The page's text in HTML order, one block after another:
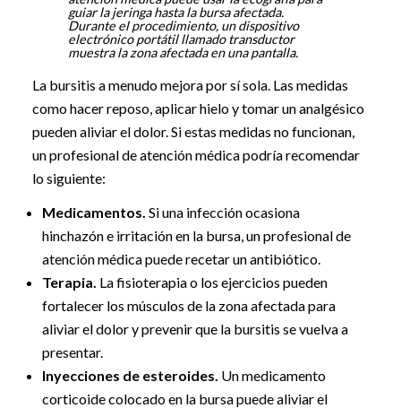
guiar la jeringa hasta la bursa afectada.
Durante el procedimiento, un dispositivo
electrónico portátil llamado transductor
muestra la zona afectada en una pantalla.
La bursitis a menudo mejora por sí sola. Las medidas
como hacer reposo, aplicar hielo y tomar un analgésico
pueden aliviar el dolor. Si estas medidas no funcionan,
un profesional de atención médica podría recomendar
lo siguiente:
Medicamentos. Si una infección ocasiona
hinchazón e irritación en la bursa, un profesional de
atención médica puede recetar un antibiótico.
Terapia. La fisioterapia o los ejercicios pueden
fortalecer los músculos de la zona afectada para
aliviar el dolor y prevenir que la bursitis se vuelva a
presentar.
Inyecciones de esteroides. Un medicamento
corticoide colocado en la bursa puede aliviar el